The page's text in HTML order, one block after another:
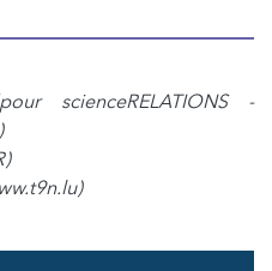
scienceRELATIONS -